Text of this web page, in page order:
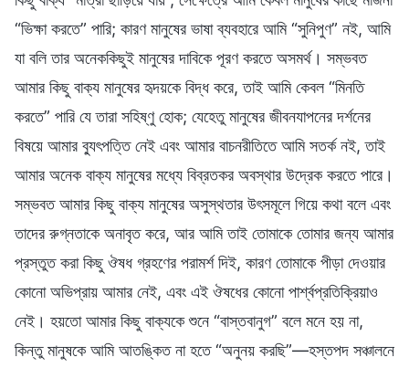
“ভিক্ষা করতে” পারি; কারণ মানুষের ভাষা ব্যবহারে আমি “সুনিপুণ” নই, আমি
যা বলি তার অনেককিছুই মানুষের দাবিকে পূরণ করতে অসমর্থ। সম্ভবত
আমার কিছু বাক্য মানুষের হৃদয়কে বিদ্ধ করে, তাই আমি কেবল “মিনতি
করতে” পারি যে তারা সহিষ্ণু হোক; যেহেতু মানুষের জীবনযাপনের দর্শনের
বিষয়ে আমার ব্যুৎপত্তি নেই এবং আমার বাচনরীতিতে আমি সতর্ক নই, তাই
আমার অনেক বাক্য মানুষের মধ্যে বিব্রতকর অবস্থার উদ্রেক করতে পারে।
সম্ভবত আমার কিছু বাক্য মানুষের অসুস্থতার উৎসমূলে গিয়ে কথা বলে এবং
তাদের রুগ্নতাকে অনাবৃত করে, আর আমি তাই তোমাকে তোমার জন্য আমার
প্রস্তুত করা কিছু ঔষধ গ্রহণের পরামর্শ দিই, কারণ তোমাকে পীড়া দেওয়ার
কোনো অভিপ্রায় আমার নেই, এবং এই ঔষধের কোনো পার্শ্বপ্রতিক্রিয়াও
নেই। হয়তো আমার কিছু বাক্যকে শুনে “বাস্তবানুগ” বলে মনে হয় না,
কিন্তু মানুষকে আমি আতঙ্কিত না হতে “অনুনয় করছি”—হস্তপদ সঞ্চালনে